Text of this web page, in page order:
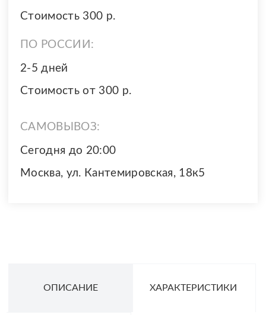
Стоимость 300 р.
ПО РОССИИ:
2-5 дней
Стоимость от 300 р.
САМОВЫВОЗ:
Сегодня до 20:00
Москва, ул. Кантемировская, 18к5
ОПИСАНИЕ ХАРАКТЕРИСТИКИ